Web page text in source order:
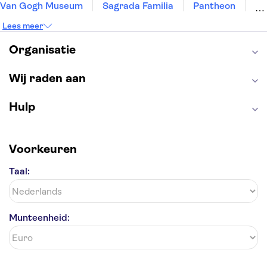
Van Gogh Museum
Sagrada Familia
Pantheon
Keukenhof
ARTIS
Edinburgh Castle
Alcatraz
Park Güell
Lees meer
Organisatie
Wij raden aan
Hulp
Voorkeuren
Taal:
Munteenheid: